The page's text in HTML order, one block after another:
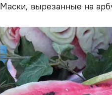
Маски, вырезанные на